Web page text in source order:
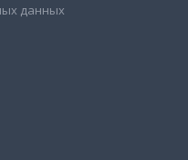
данных